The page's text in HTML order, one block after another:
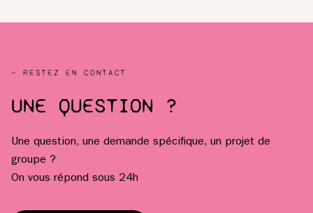
— RESTEZ EN CONTACT
UNE QUESTION ?
Une question, une demande spécifique, un projet de
groupe ?
On vous répond sous 24h